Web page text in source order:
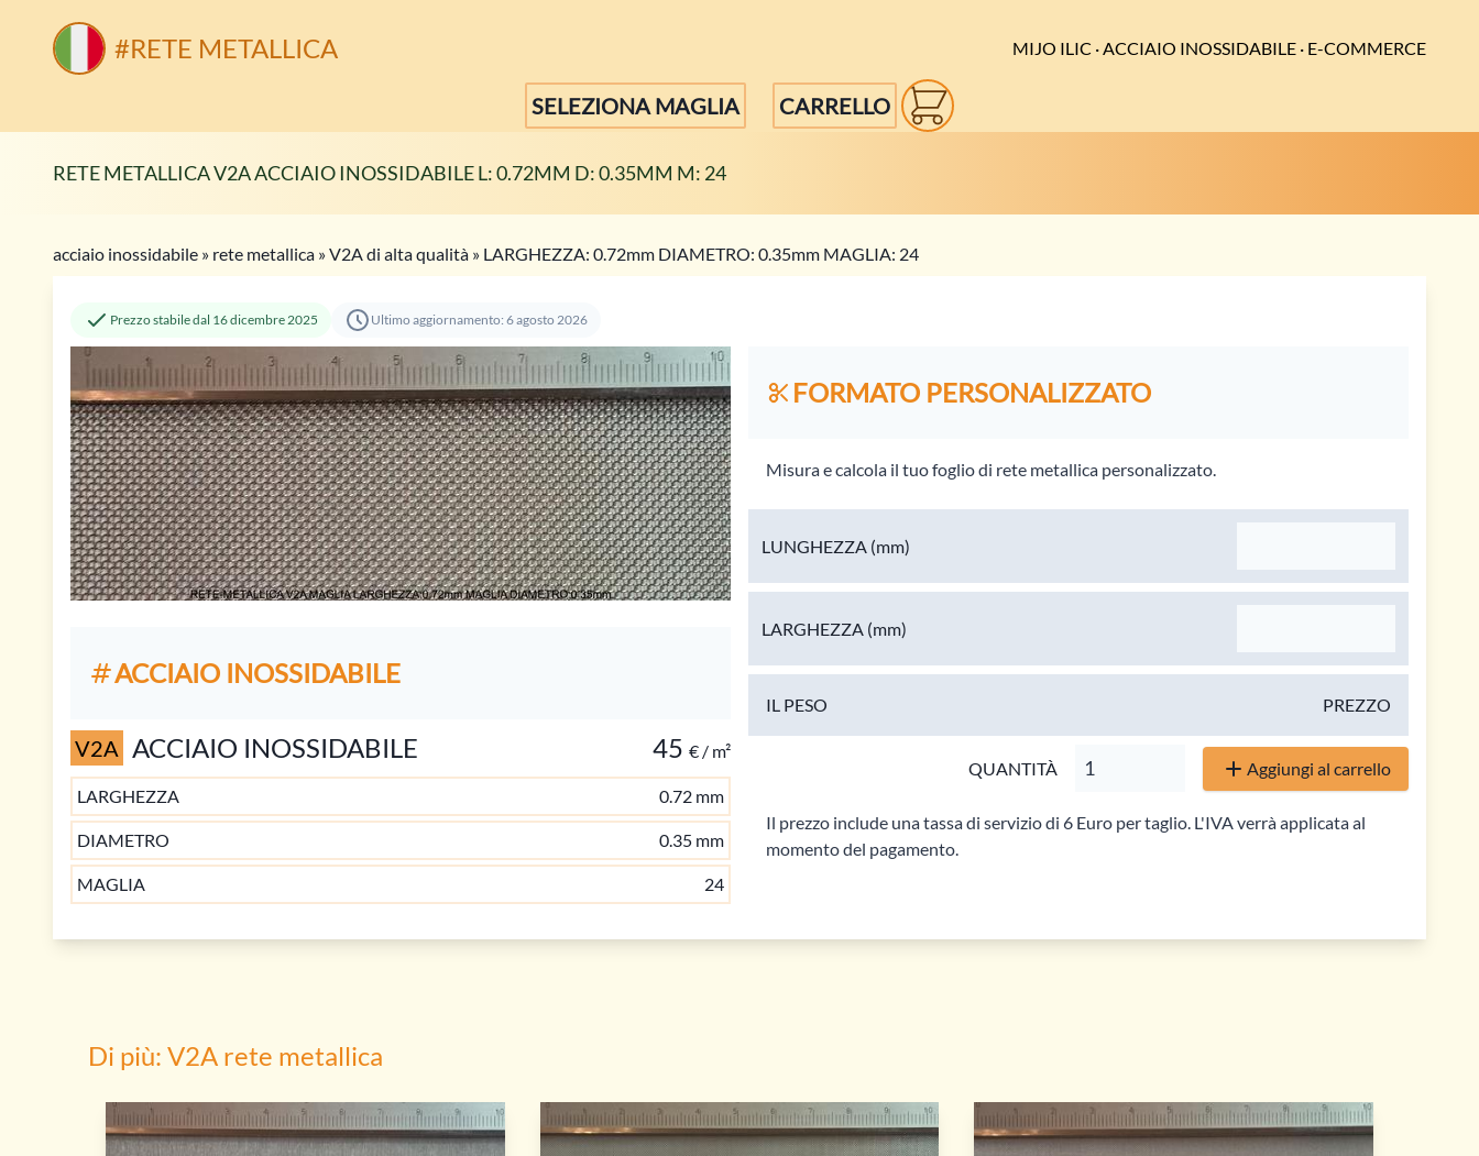
#RETE METALLICA MIJO ILIC · ACCIAIO INOSSIDABILE · E-COMMERCE
SELEZIONA MAGLIA CARRELLO
RETE METALLICA V2A ACCIAIO INOSSIDABILE L: 0.72MM D: 0.35MM M: 24
acciaio inossidabile » rete metallica »V2A di alta qualità » LARGHEZZA: 0.72mm DIAMETRO: 0.35mm MAGLIA: 24
Prezzo stabile dal 16 dicembre 2025 Ultimo aggiornamento: 6 agosto 2026
ACCIAIO INOSSIDABILE
V2A ACCIAIO INOSSIDABILE 45 € / m²
LARGHEZZA 0.72 mm
DIAMETRO 0.35 mm
MAGLIA 24
FORMATO PERSONALIZZATO
Misura e calcola il tuo foglio di rete metallica personalizzato.
LUNGHEZZA (mm)
LARGHEZZA (mm)
IL PESO PREZZO
QUANTITÀ Aggiungi al carrello
Il prezzo include una tassa di servizio di 6 Euro per taglio. L'IVA verrà applicata al
momento del pagamento.
Di più: V2A rete metallica